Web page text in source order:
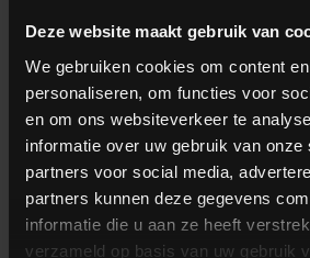
Deze website maakt gebruik van
We gebruiken cookies om content
personaliseren, om functies voor
en om ons websiteverkeer te
informatie over uw gebruik van onze
partners voor social media,
partners kunnen deze gegevens
informatie die u aan ze heeft
verzameld op basis van uw gebruik
Waage-in-Waage
Mit zwei Waagen in einem
bahnbrechendes
großer Mengen direkt in die große Waage
zuerst in die kleine Waage gelangen –
Durchfluss bei ausgezeichneter
erforderliche Waage automatisch
der benötigten Silos verringert wird.